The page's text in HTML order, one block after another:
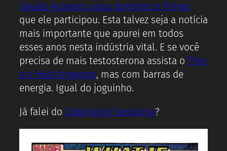
Gavião Arqueiro usou durante os filmes
que ele participou. Esta talvez seja a notícia
mais importante que apurei em todos
esses anos nesta indústria vital. E se você
precisa de mais testosterona assista o Thor
e o Hulk brigando, mas com barras de
energia. Igual do joguinho.
Já falei do Cadeirante Fantasma?